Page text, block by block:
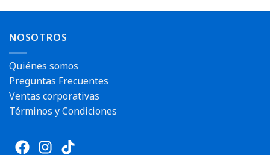
NOSOTROS
Quiénes somos
Preguntas Frecuentes
Ventas corporativas
Términos y Condiciones